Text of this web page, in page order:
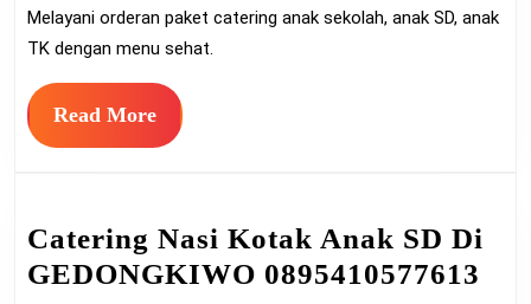
Melayani orderan paket catering anak sekolah, anak SD, anak
TK dengan menu sehat.
Read MoreRead
More
Catering Nasi Kotak Anak SD Di
GEDONGKIWO 0895410577613